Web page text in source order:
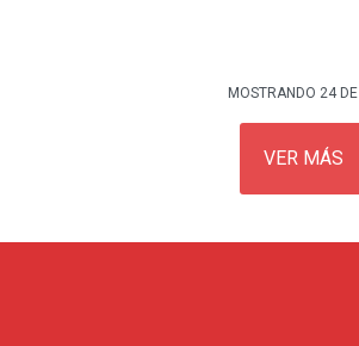
MOSTRANDO 24DE
VER MÁS